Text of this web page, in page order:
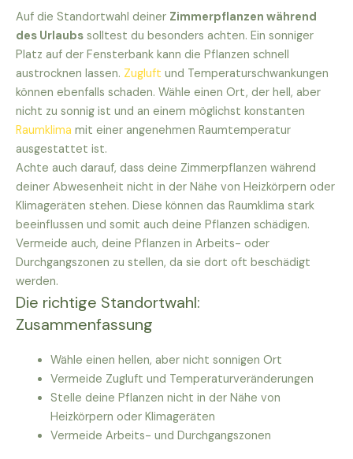
Auf die Standortwahl deiner Zimmerpflanzen während
des Urlaubs solltest du besonders achten. Ein sonniger
Platz auf der Fensterbank kann die Pflanzen schnell
austrocknen lassen. Zugluft und Temperaturschwankungen
können ebenfalls schaden. Wähle einen Ort, der hell, aber
nicht zu sonnig ist und an einem möglichst konstanten
Raumklima mit einer angenehmen Raumtemperatur
ausgestattet ist.
Achte auch darauf, dass deine Zimmerpflanzen während
deiner Abwesenheit nicht in der Nähe von Heizkörpern oder
Klimageräten stehen. Diese können das Raumklima stark
beeinflussen und somit auch deine Pflanzen schädigen.
Vermeide auch, deine Pflanzen in Arbeits- oder
Durchgangszonen zu stellen, da sie dort oft beschädigt
werden.
Die richtige Standortwahl:
Zusammenfassung
Wähle einen hellen, aber nicht sonnigen Ort
Vermeide Zugluft und Temperaturveränderungen
Stelle deine Pflanzen nicht in der Nähe von
Heizkörpern oder Klimageräten
Vermeide Arbeits- und Durchgangszonen